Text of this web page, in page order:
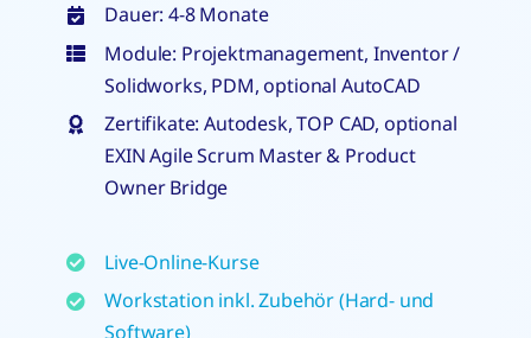
Dauer: 4-8 Monate
Module: Projektmanagement, Inventor /
Solidworks, PDM, optional AutoCAD
Zertifikate: Autodesk, TOP CAD, optional
EXIN Agile Scrum Master & Product
Owner Bridge
Live-Online-Kurse
Workstation inkl. Zubehör (Hard- und
Software)